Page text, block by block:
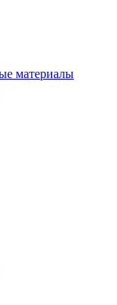
материалы